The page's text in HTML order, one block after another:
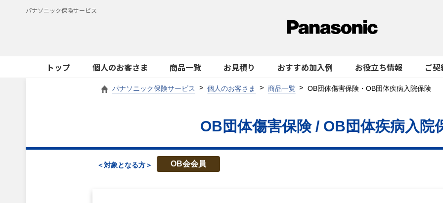
パナソニック保険サービス
トップ 個人のお客さま 商品一覧 お見積り おすすめ加入例 お役立ち情報 ご
パナソニック保険サービス 個人のお客さま 商品一覧 OB団体傷害保険・OB団体疾病入院保険
OB団体傷害保険 / OB団体疾病入院
＜対象となる方＞ OB会会員